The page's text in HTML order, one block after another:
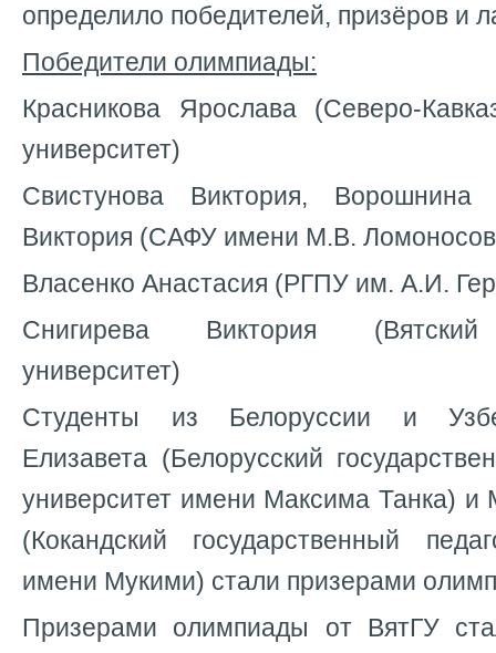
определило победителей, призёров и
Победители олимпиады:
Красникова Ярослава (Северо-
университет)
Свистунова Виктория, Ворошнина
Виктория (САФУ имени М.В.
Власенко Анастасия (РГПУ им. А.И.
Снигирева Виктория (Вятский
университет)
Студенты из Белоруссии и
Елизавета (Белорусский
университет имени Максима Танка) и
(Кокандский государственный
имени Мукими) стали призерами
Призерами олимпиады от ВятГУ